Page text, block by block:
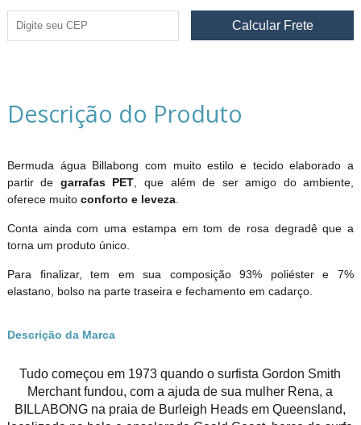
Descrição do Produto
Bermuda água Billabong com muito estilo e tecido elaborado a
partir de garrafas PET , que além de ser amigo do ambiente,
oferece muito conforto e leveza.
Conta ainda com uma estampa em tom de rosa degradê que a
torna um produto único.
Para finalizar, tem em sua composição 93% poliéster e 7%
elastano, bolso na parte traseira e fechamento em cadarço.
Descrição da Marca
Tudo começou em 1973 quando o surfista Gordon Smith
Merchant fundou, com a ajuda de sua mulher Rena, a
BILLABONG na praia de Burleigh Heads em Queensland,